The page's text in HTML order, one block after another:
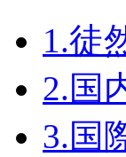
1.徒
2.国
3.国